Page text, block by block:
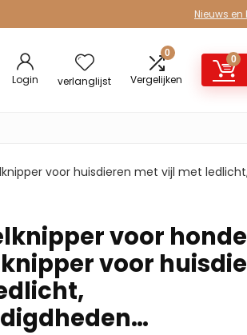
Nieuws
Login verlanglijst
0
Vergelijken
0
voor huisdieren met vijl met
voor
voor